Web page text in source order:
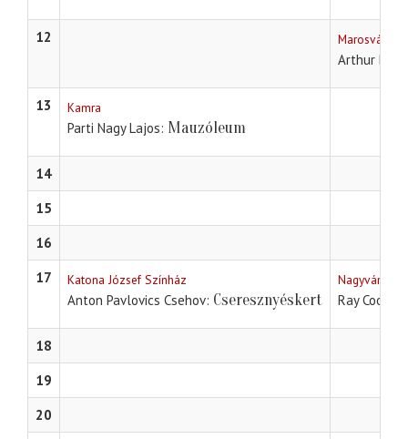
12
Arthur
13 Kamra
Parti Nagy Lajos Mauzóleum
14
15
16
17
Katona József Színház
Anton Pavlovics Csehov Cseresznyéskert
Nagyváradi
Ray
18
19
20